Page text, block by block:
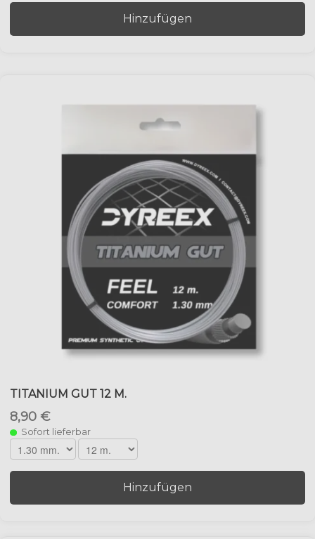
Hinzufügen
TITANIUM GUT 12 M.
8,90 €
Sofort lieferbar
Hinzufügen